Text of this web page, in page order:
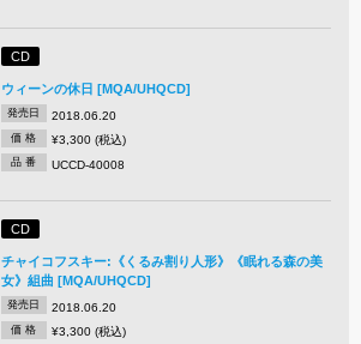
CD
ウィーンの休日 [MQA/UHQCD]
発売日 2018.06.20
価 格 ¥3,300 (税込)
品 番 UCCD-40008
CD
チャイコフスキー:《くるみ割り人形》《眠れる森の美
女》組曲 [MQA/UHQCD]
発売日 2018.06.20
価 格 ¥3,300 (税込)